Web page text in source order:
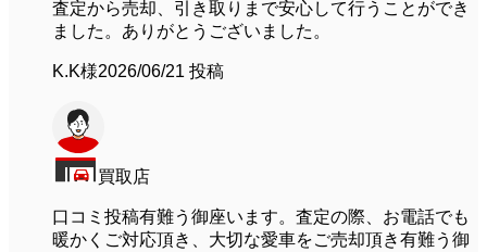
査定から売却、引き取りまで安心して行うことができ
ました。ありがとうございました。
K.K様2026/06/21 投稿
買取店
口コミ投稿有難う御座います。査定の際、お電話でも
暖かくご対応頂き、大切な愛車をご売却頂き有難う御